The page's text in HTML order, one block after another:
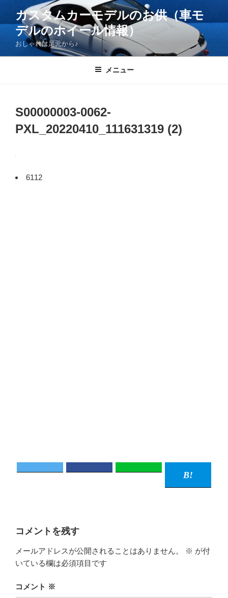
ツ
カスタムカーモデルのお供（車モ
デルのホイール情報）
おしゃれは足元から♪
メニュー
S00000003-0062-
PXL_20220410_111631319 (2)
6112
コメントを残す
メールアドレスが公開されることはありません。 ※ が付
いている欄は必須項目です
コメント ※